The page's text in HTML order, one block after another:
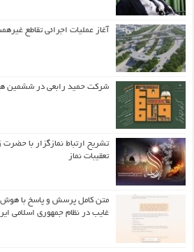
آغاز عملیات اجرائی تقاطع
شرکت حمید رابعی در ششمین
تشریح ارتباط نمازگزار با حضرت
تعقیبات نماز
متن کامل پرسش و پاسخ با
غایب در نظام جمهوری اسلامی